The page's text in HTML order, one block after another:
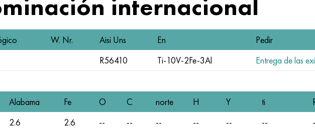
internacional
W. Nr. Aisi Uns En
Pedir
R56410
Ti-10V-2Fe-3Al Entrega de las
Alabama Fe O C norte H Y ti
2.6 2.6 -- -- -- -- -- --